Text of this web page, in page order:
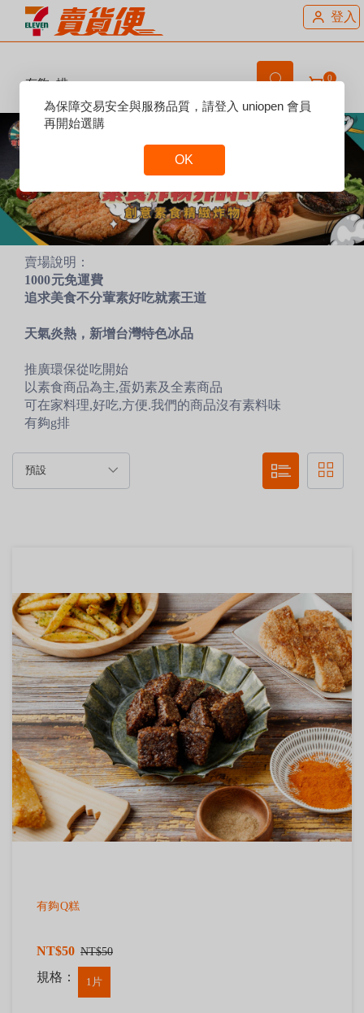
登入
有夠g排 0
賣場說明：
1000元免運費
追求美食不分葷素好吃就素王道
天氣炎熱，新增台灣特色冰品
推廣環保從吃開始
以素食商品為主,蛋奶素及全素商品
可在家料理,好吃,方便.我們的商品沒有素料味
有夠g排
有夠Q糕
NT$50 NT$50
規格： 1片
Reset
Focus
為保障交易安全與服務品質，請登入 uniopen 會員
再開始選購
OK
Focus